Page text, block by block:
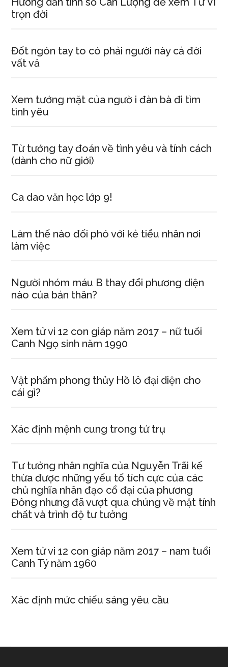
trọn đời
Đốt ngón tay to có phải người này cả đời
vất vả
Xem tướng mặt của ngườ i đàn bà đi tìm
tình yêu
Từ tướng tay đoán về tình yêu và tính cách
(dành cho nữ giới)
Ca dao văn học lớp 9!
Làm thế nào đối phó với kẻ tiểu nhân nơi
làm việc
Người nhóm máu B thay đổi phương diện
nào của bản thân?
Xem tử vi 12 con giáp năm 2017 – nữ tuổi
Canh Ngọ sinh năm 1990
Vật phẩm phong thủy Hồ lô đại diện cho
cái gì?
Xác định mệnh cung trong tứ trụ
Tư tưởng nhân nghĩa của Nguyễn Trãi kế
thừa được những yếu tố tích cực của các
chủ nghĩa nhân đạo cổ đại của phương
Đông nhưng đã vượt qua chúng về mặt tính
chất và trình độ tư tưởng
Xem tử vi 12 con giáp năm 2017 – nam tuổi
Canh Tý năm 1960
Xác định mức chiếu sáng yêu cầu